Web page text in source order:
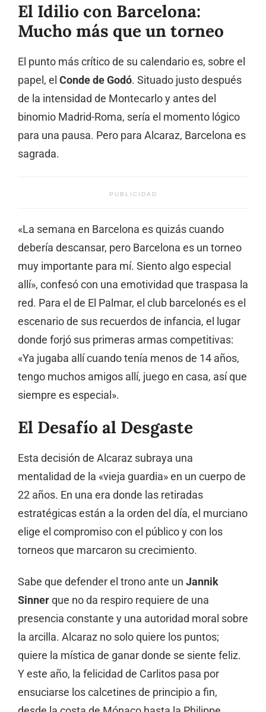
El Idilio con Barcelona:
Mucho más que un torneo
El punto más crítico de su calendario es, sobre el
papel, el Conde de Godó. Situado justo después
de la intensidad de Montecarlo y antes del
binomio Madrid-Roma, sería el momento lógico
para una pausa. Pero para Alcaraz, Barcelona es
sagrada.
PUBLICIDAD
«La semana en Barcelona es quizás cuando
debería descansar, pero Barcelona es un torneo
muy importante para mí. Siento algo especial
allí», confesó con una emotividad que traspasa la
red. Para el de El Palmar, el club barcelonés es el
escenario de sus recuerdos de infancia, el lugar
donde forjó sus primeras armas competitivas:
«Ya jugaba allí cuando tenía menos de 14 años,
tengo muchos amigos allí, juego en casa, así que
siempre es especial».
El Desafío al Desgaste
Esta decisión de Alcaraz subraya una
mentalidad de la «vieja guardia» en un cuerpo de
22 años. En una era donde las retiradas
estratégicas están a la orden del día, el murciano
elige el compromiso con el público y con los
torneos que marcaron su crecimiento.
Sabe que defender el trono ante un Jannik
Sinner que no da respiro requiere de una
presencia constante y una autoridad moral sobre
la arcilla. Alcaraz no solo quiere los puntos;
quiere la mística de ganar donde se siente feliz.
Y este año, la felicidad de Carlitos pasa por
ensuciarse los calcetines de principio a fin,